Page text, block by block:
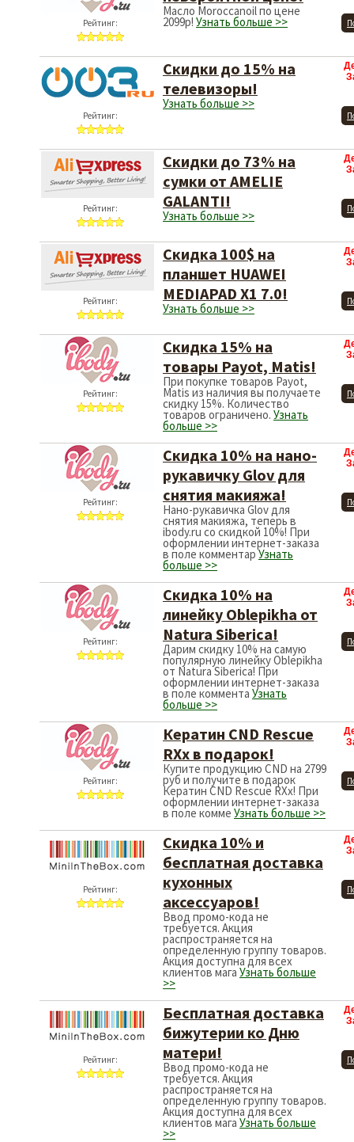
Рейтинг:
Масло Moroccanoil по цене
2099р! Узнать больше >>
Рейтинг:
Скидки до 15% на
телевизоры!
Узнать больше >>
Рейтинг:
Скидки до 73% на
сумки от AMELIE
GALANTI!
Узнать больше >>
Рейтинг:
Скидка 100$ на
планшет HUAWEI
MEDIAPAD X1 7.0!
Узнать больше >>
Рейтинг:
Скидка 15% на
товары Payot, Matis!
При покупке товаров Payot,
Matis из наличия вы получаете
скидку 15%. Количество
товаров ограничено. Узнать
больше >>
Рейтинг:
Скидка 10% на нано-
рукавичку Glov для
снятия макияжа!
Нано-рукавичка Glov для
снятия макияжа, теперь в
ibody.ru со скидкой 10%! При
оформлении интернет-заказа
в поле комментарУзнать
больше >>
Рейтинг:
Скидка 10% на
линейку Oblepikha от
Natura Siberica!
Дарим скидку 10% на самую
популярную линейку Oblepikha
от Natura Siberica! При
оформлении интернет-заказа
в поле коммента Узнать
больше >>
Рейтинг:
Кератин CND Rescue
RXx в подарок!
Купите продукцию CND на 2799
руб и получите в подарок
Кератин CND Rescue RXx! При
оформлении интернет-заказа
в поле комме Узнать больше >>
Рейтинг:
Скидка 10% и
бесплатная доставка
кухонных
аксессуаров!
Ввод промо-кода не
требуется. Акция
распространяется на
определенную группу товаров.
Акция доступна для всех
клиентов мага Узнать больше
>>
Рейтинг:
Бесплатная доставка
бижутерии ко Дню
матери!
Ввод промо-кода не
требуется. Акция
распространяется на
определенную группу товаров.
Акция доступна для всех
клиентов мага Узнать больше
>>